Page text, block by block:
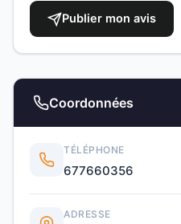
Publier mon avis
Coordonnées
TÉLÉPHONE
677660356
ADRESSE